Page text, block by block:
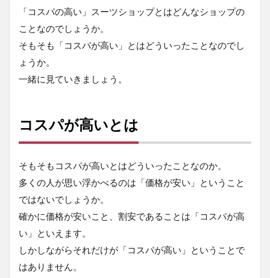
1.2.2
【スーツ
セレクト_名古屋
錦】SUIT
SELECT_NAGOYA
1.3
レク
トと
は？
1.3.1
プト
1.3.2
佐藤可
士和氏
ディレ
クショ
「コスパの高い」スーツショップとはどんなショップの
ことなのでしょうか。
そもそも「コスパが高い」とはどういったことなのでし
ょうか。
一緒に見ていきましょう。
コスパが高いとは
そもそもコスパが高いとはどういったことなのか。
多くの人が思い浮かべるのは「価格が安い」ということ
ではないでしょうか。
確かに価格が安いこと、割安であることは「コスパが高
い」といえます。
しかしながらそれだけが「コスパが高い」ということで
はありません。